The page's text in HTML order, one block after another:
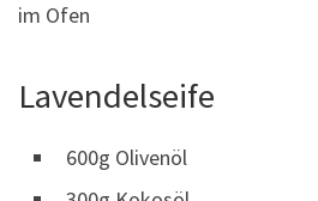
im Ofen
Lavendelseife
600g Olivenöl